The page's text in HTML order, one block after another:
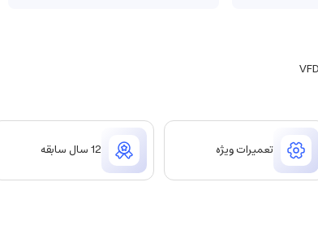
تعمیرات ویژه 12 سال سابقه